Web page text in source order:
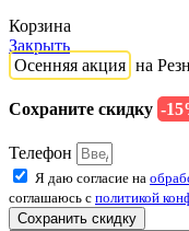
Корзина
Закрыть
Осенняя акция на
Сохраните скидку -
Телефон
Я даю согласие на
соглашаюсь с политикой
Сохранить скидку